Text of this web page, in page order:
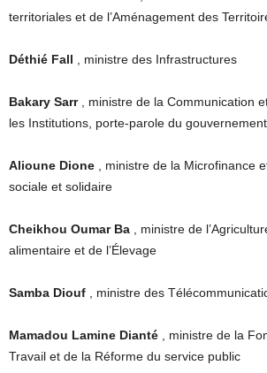
territoriales et de l’Aménagement des
Déthié Fall , ministre des Infrastructures
Bakary Sarr, ministre de la Communication
les Institutions, porte-parole du gouvernement
Alioune Dione , ministre de la Microfinance
sociale et solidaire
Cheikhou Oumar Ba , ministre de
alimentaire et de l’Élevage
Samba Diouf , ministre des
Mamadou Lamine Dianté , ministre de la
Travail et de la Réforme du service public